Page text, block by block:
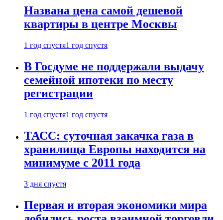
Названа цена самой дешевой
квартиры в центре Москвы
1 год спустя1 год спустя
В Госдуме не поддержали выдачу
семейной ипотеки по месту
регистрации
1 год спустя1 год спустя
ТАСС: суточная закачка газа в
хранилища Европы находится на
минимуме с 2011 года
3 дня спустя
Первая и вторая экономики мира